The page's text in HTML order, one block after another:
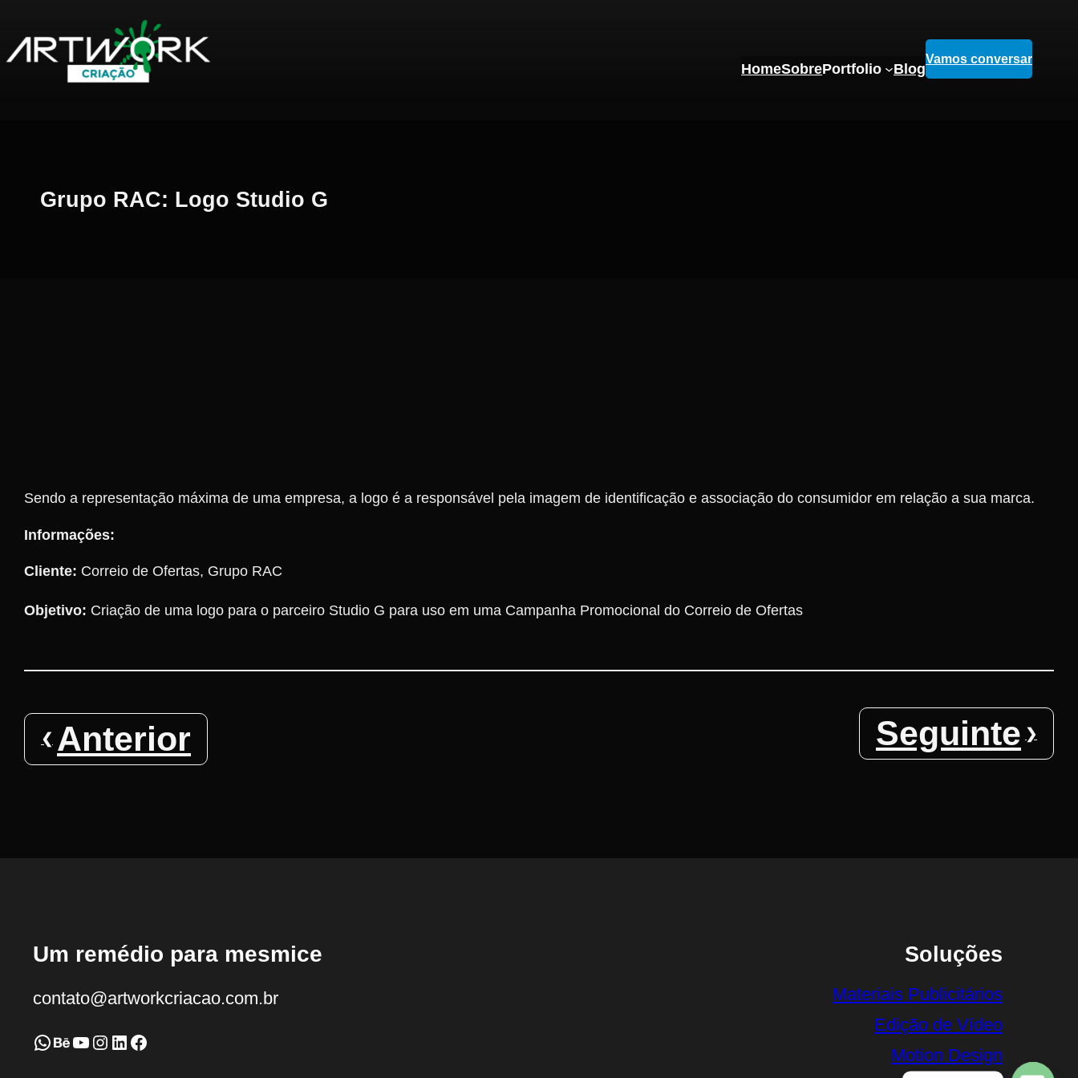
para
HomeSobrePortfolio Blog
Vamos conversar
Grupo RAC: Logo Studio G
Sendo a representação máxima de uma empresa, a logo é a responsável pela imagem de identificação e associação do consumidor em relação a sua marca.
Informações:
Cliente: Correio de Ofertas, Grupo RAC
Objetivo: Criação de uma logo para o parceiro Studio G para uso em uma Campanha Promocional do Correio de Ofertas
Anterior Seguinte
Um remédio para mesmice
contato@artworkcriacao.com.br
WhatsApp Behance Youtube Instagram LinkedIn Facebook
Soluções
Materiais Publicitários
Edição de Vídeo
Motion Design